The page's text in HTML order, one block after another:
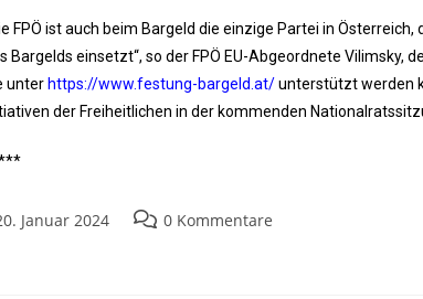
FPÖ ist auch beim Bargeld die einzige Partei in
Bargelds einsetzt“, so der FPÖ EU-Abgeordnete Vilimsky,
unter https://www.festung-bargeld.at/unterstützt werden
der Freiheitlichen in der kommenden
Januar 2024 0 Kommentare